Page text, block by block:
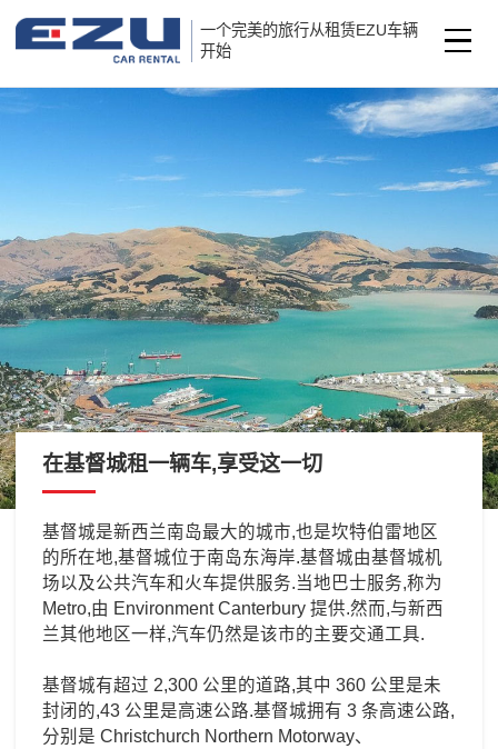
一个完美的旅行从租赁EZU车辆
开始
在基督城租一辆车,享受这一切
基督城是新西兰南岛最大的城市,也是坎特伯雷地区
的所在地,基督城位于南岛东海岸.基督城由基督城机
场以及公共汽车和火车提供服务.当地巴士服务,称为
Metro,由 Environment Canterbury 提供.然而,与新西
兰其他地区一样,汽车仍然是该市的主要交通工具.
基督城有超过 2,300 公里的道路,其中 360 公里是未
封闭的,43 公里是高速公路.基督城拥有 3 条高速公路,
分别是 Christchurch Northern Motorway、